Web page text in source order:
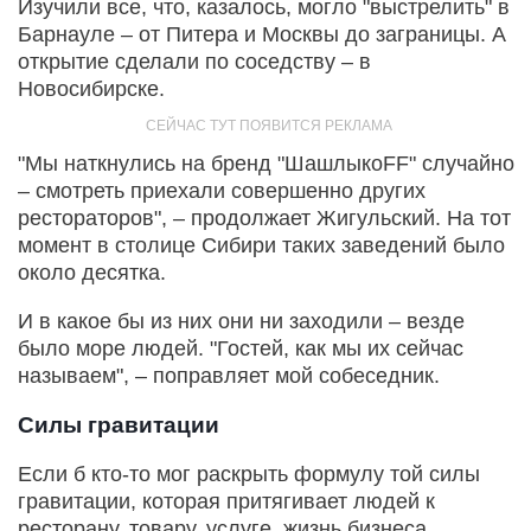
Изучили все, что, казалось, могло "выстрелить" в
Барнауле – от Питера и Москвы до заграницы. А
открытие сделали по соседству – в
Новосибирске.
"Мы наткнулись на бренд "ШашлыкоFF" случайно
– смотреть приехали совершенно других
рестораторов", – продолжает Жигульский. На тот
момент в столице Сибири таких заведений было
около десятка.
И в какое бы из них они ни заходили – везде
было море людей. "Гостей, как мы их сейчас
называем", – поправляет мой собеседник.
Силы гравитации
Если б кто-то мог раскрыть формулу той силы
гравитации, которая притягивает людей к